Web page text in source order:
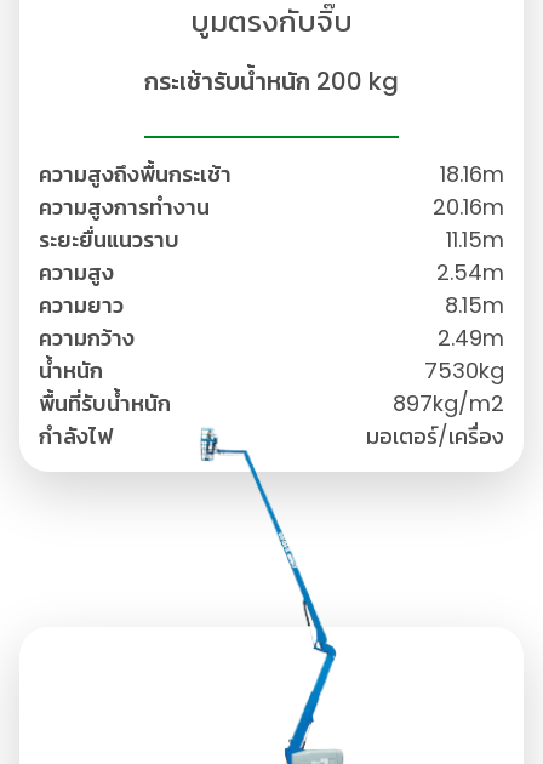
👷
👷‍♀
🦺
บูมตรงกับจิ๊บ
กระเช้ารับน้ำหนัก 200 kg
ความสูงถึงพื้นกระเช้า
18.16m
ความสูงการทำงาน
20.16m
ระยะยื่นแนวราบ
11.15m
ความสูง
2.54m
ความยาว
8.15m
ความกว้าง
2.49m
น้ำหนัก
7530kg
พื้นที่รับน้ำหนัก
897kg/m2
กำลังไฟ
มอเตอร์/เครื่อง